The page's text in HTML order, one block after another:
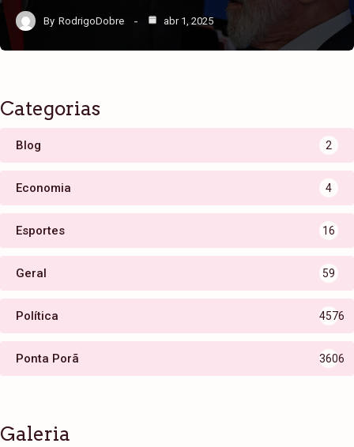
By RodrigoDobre abr 1, 2025
Categorias
Blog 2
Economia 4
Esportes 16
Geral 59
Política 4576
Ponta Porã 3606
Galeria